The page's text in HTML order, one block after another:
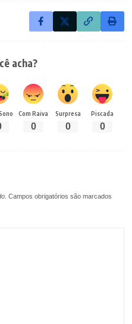
acha?
Com Raiva
0
Surpresa
0
Piscada
0
Campos obrigatórios são marcados